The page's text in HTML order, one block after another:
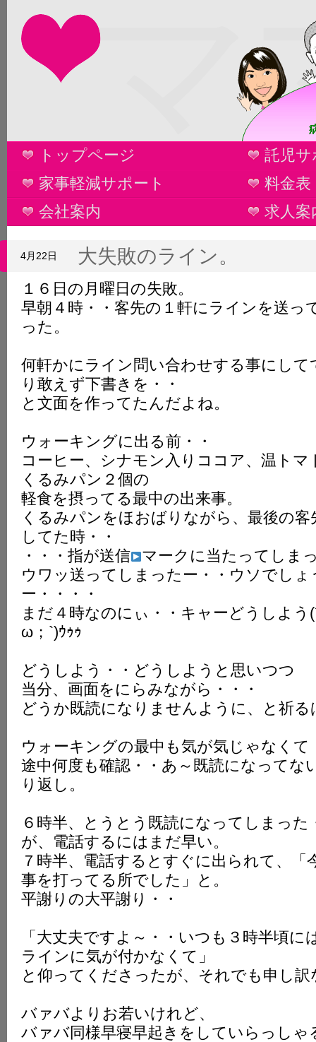
マ
トップページ
託児
家事軽減サポート
料金表
会社案内
求人案
大失敗のライン。
4月22日
１６日の月曜日の失敗。
早朝４時・・客先の１軒にラインを送っ
った。
何軒かにライン問い合わせする事にして
り敢えず下書きを・・
と文面を作ってたんだよね。
ウォーキングに出る前・・
コーヒー、シナモン入りココア、温トマ
くるみパン２個の
軽食を摂ってる最中の出来事。
くるみパンをほおばりながら、最後の
してた時・・
・・・指が送信
マークに当たってしま
ウワッ送ってしまったー・・ウソでしょ
ー・・・・
まだ４時なのにぃ・・キャーどうしよう
ω；`)ｳｩｩ
どうしよう・・どうしようと思いつつ
当分、画面をにらみながら・・・
どうか既読になりませんように、と祈る
ウォーキングの最中も気が気じゃなくて
途中何度も確認・・あ～既読になってな
り返し。
６時半、とうとう既読になってしまった
が、電話するにはまだ早い。
７時半、電話するとすぐに出られて、「
事を打ってる所でした」と。
平謝りの大平謝り・・
「大丈夫ですよ～・・いつも３時半頃に
ラインに気が付かなくて」
と仰ってくださったが、それでも申し訳
バァバよりお若いけれど、
バァバ同様早寝早起きをしていらっしゃ